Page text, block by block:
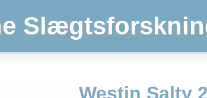
Westin Salty